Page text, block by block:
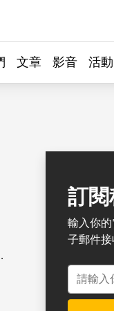
文章 影音 活動
書籤
訂閱
輸入你
子郵件接
電子郵件